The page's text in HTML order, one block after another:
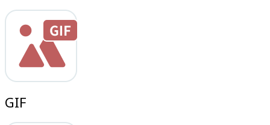
GIF